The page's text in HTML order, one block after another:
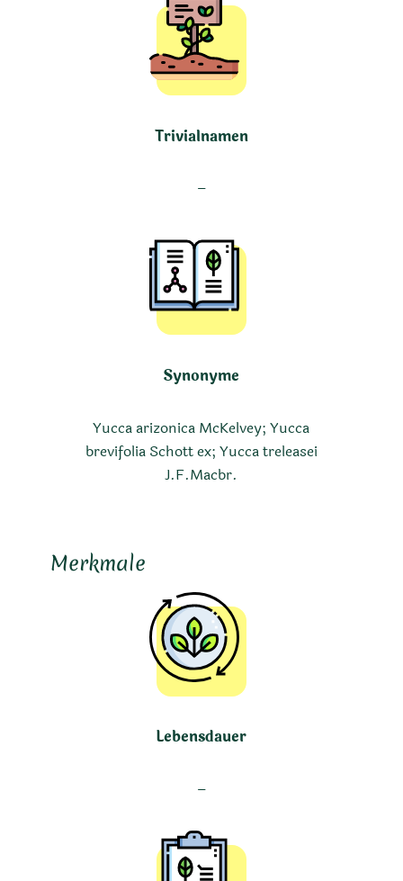
Trivialnamen
–
Synonyme
Yucca arizonica McKelvey; Yucca
brevifolia Schott ex; Yucca treleasei
J.F.Macbr.
Merkmale
Lebensdauer
–